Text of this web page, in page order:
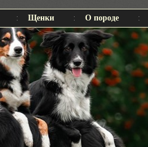
Щенки О породе